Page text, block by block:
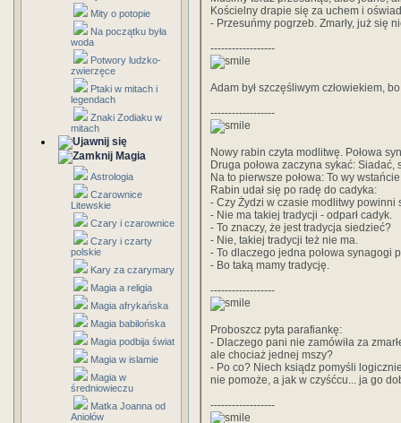
Mity o potopie
Na początku była
woda
Potwory ludzko-
zwierzęce
Ptaki w mitach i
legendach
Znaki Zodiaku w
mitach
Magia
Astrologia
Czarownice
Litewskie
Czary i czarownice
Czary i czarty
polskie
Kary za czarymary
Magia a religia
Magia afrykańska
Magia babilońska
Magia podbija świat
Magia w islamie
Magia w
średniowieczu
Matka Joanna od
Aniołów
Kościelny drapie się za uchem i
- Przesuńmy pogrzeb. Zmarły, już się
------------------
Adam był szczęśliwym człowiekiem,
------------------
Nowy rabin czyta modlitwę. Połowa
Druga połowa zaczyna sykać: Siadać,
Na to pierwsze połowa: To wy
Rabin udał się po radę do cadyka:
- Czy Żydzi w czasie modlitwy powinni
- Nie ma takiej tradycji - odparł cadyk.
- To znaczy, że jest tradycja siedzieć?
- Nie, takiej tradycji też nie ma.
- To dlaczego jedna połowa synagogi
- Bo taką mamy tradycję.
------------------
Proboszcz pyta parafiankę:
- Dlaczego pani nie zamówiła za
ale chociaż jednej mszy?
- Po co? Niech ksiądz pomyśli
nie pomoże, a jak w czyśćcu... ja go
------------------